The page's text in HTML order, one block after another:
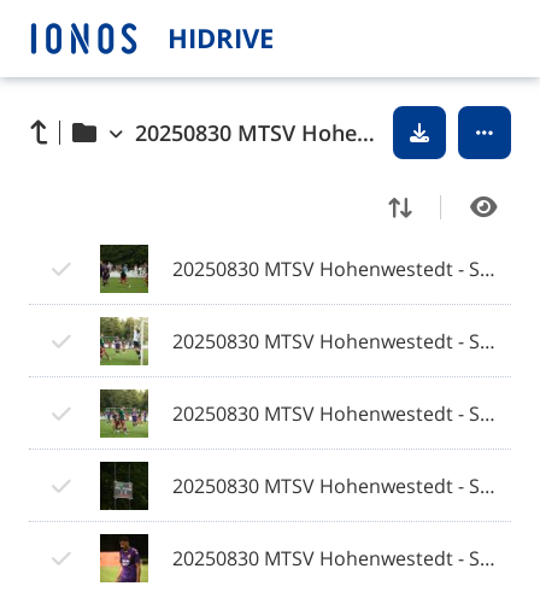
HIDRIVE
20250830 MTSV Hohenwestedt - SV Eichede © 2025 Olaf Wegerich
20250830 MTSV Hohenwestedt - SV Eichede © 2025 Olaf Wegerich_001.jpg
20250830 MTSV Hohenwestedt - SV Eichede © 2025 Olaf Wegerich_002.jpg
20250830 MTSV Hohenwestedt - SV Eichede © 2025 Olaf Wegerich_003.jpg
20250830 MTSV Hohenwestedt - SV Eichede © 2025 Olaf Wegerich_004.jpg
20250830 MTSV Hohenwestedt - SV Eichede © 2025 Olaf Wegerich_005.jpg